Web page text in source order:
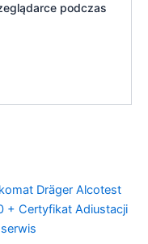
podczas